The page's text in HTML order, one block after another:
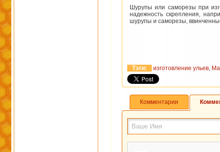
Шурупы или саморезы при
надежность скрепления,
шурупы и саморезы,
Тэги: изготовление ульев,
Комментарии